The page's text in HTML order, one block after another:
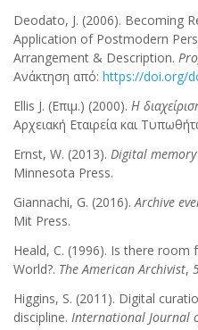
Deodato, J. (2006). Becoming
Application of Postmodern
Arrangement & Description.
Ανάκτηση από: https://doi.org/
Ellis J. (Επιμ.) (2000). Η
Αρχειακή Εταιρεία και
Ernst, W. (2013). Digital
Minnesota Press.
Giannachi, G. (2016). Archive
Mit Press.
Heald, C. (1996). Is there
World?. The American Archivist,
Higgins, S. (2011). Digital
discipline. International Journal